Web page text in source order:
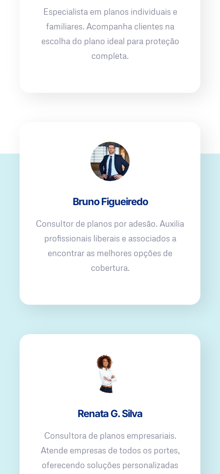
Especialista em planos individuais e
familiares. Acompanha clientes na
escolha do plano ideal para proteção
completa.
Bruno Figueiredo
Consultor de planos por adesão. Auxilia
profissionais liberais e associados a
encontrar as melhores opções de
cobertura.
Renata G. Silva
Consultora de planos empresariais.
Atende empresas de todos os portes,
oferecendo soluções personalizadas